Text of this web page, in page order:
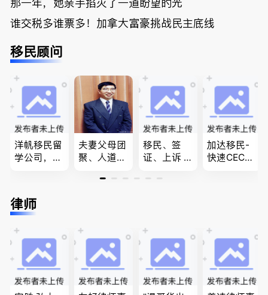
那一年，她亲手掐灭了一道盼望的光
谁交税多谁票多！加拿大富豪挑战民主底线
移民顾问
洋帆移民留
学公司，精
留学转学，
BCPNP，E
民和魁北克
PEQ60472
08731
夫妻父母团
聚、人道移
和工签 移
移民签证
、翻译和海
牙认证
移民、签
证、上诉 --
责、全程跟
加达移民-
快速CEC&P
商业移民，
名校申请
律师